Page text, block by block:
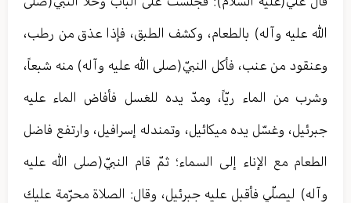
الله عليه وآله) بالطعام، وكشف الطبق، فإذا عذق من رطب،
وعنقود من عنب، فأكل النبيّ(صلى الله عليه وآله) منه شبعاً،
وشرب من الماء ريّاً، ومدّ يده للغسل فأفاض الماء عليه
جبرئيل، وغسّل يده ميكائيل، وتمندله إسرافيل، وارتفع فاضل
الطعام مع الإناء إلى السماء؛ ثمّ قام النبيّ(صلى الله عليه
وآله) ليصلّي فأقبل عليه جبرئيل، وقال: الصلاة محرّمة عليك